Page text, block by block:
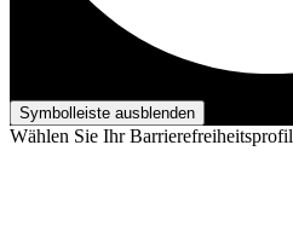
Symbolleiste ausblenden
Wählen Sie Ihr Barrierefreiheitsprofil